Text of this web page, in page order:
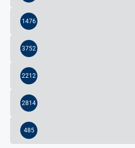
1476
3752
2212
2814
485